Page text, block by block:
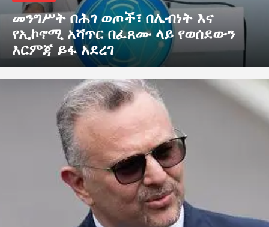
መንግሥት በሕገ ወጦች፣ በሌብነት እና
የኢኮኖሚ አሻጥር በፈጸሙ ላይ የወሰደውን
እርምጃ ይፋ አደረገ